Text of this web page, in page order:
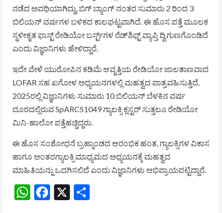
ನಡೆದ ಅವಧಿಯಾಗಿದ್ದು, ಬಿಗ್ ಬ್ಯಾಂಗ್ ನಂತರ ಸುಮಾರು 2 ರಿಂದ 3
ಬಿಲಿಯನ್ ವರ್ಷಗಳ ಬಳಿಕದ ಕಾಲಘಟ್ಟವಾಗಿದೆ. ಈ ಹೊಸ ಪತ್ತೆ ಮೂಲಕ
ಸ್ಥಳೀಕೃತ ಫಾಸ್ಟ್ ರೇಡಿಯೋ ಬರ್ಸ್ಟ್‌ಗಳ ರೆಡ್‌ಶಿಫ್ಟ್ ವ್ಯಾಪ್ತಿ ದ್ವಿಗುಣಗೊಂಡಿದೆ
ಎಂದು ವಿಜ್ಞಾನಿಗಳು ಹೇಳಿದ್ದಾರೆ.
ಇದೇ ವೇಳೆ ಯುರೋಪಿನ ಕಡಿಮೆ ಆವೃತ್ತಿಯ ರೇಡಿಯೋ ಜಾಲತಾಣವಾದ
LOFAR ಸಹ ಖಗೋಳ ಅಧ್ಯಯನಗಳಲ್ಲಿ ಮಹತ್ವದ ಪಾತ್ರವಹಿಸುತ್ತಿದೆ.
2025ರಲ್ಲಿ ವಿಜ್ಞಾನಿಗಳು ಸುಮಾರು 10 ಬಿಲಿಯನ್ ಬೆಳಕಿನ ವರ್ಷ
ದೂರದಲ್ಲಿರುವ SpARCS1049 ಗ್ಯಾಲಕ್ಸಿ ಕ್ಲಸ್ಟರ್ ಸುತ್ತಲೂ ರೇಡಿಯೋ
ಮಿನಿ-ಹಾಲೋ ಪತ್ತೆಹಚ್ಚಿದ್ದರು.
ಈ ಹೊಸ ಸಂಶೋಧನೆ ಬ್ರಹ್ಮಾಂಡದ ಆರಂಭಿಕ ಹಂತ, ಗ್ಯಾಲಕ್ಸಿಗಳ ವಿಕಾಸ
ಹಾಗೂ ಅಂತರಗ್ಯಾಲಕ್ಸಿ ಮಾಧ್ಯಮದ ಅಧ್ಯಯನಕ್ಕೆ ಮಹತ್ವದ
ಮಾಹಿತಿಯನ್ನು ಒದಗಿಸಲಿದೆ ಎಂದು ವಿಜ್ಞಾನಿಗಳು ಅಭಿಪ್ರಾಯಪಟ್ಟಿದ್ದಾರೆ.
WhatsApp
Facebook
X